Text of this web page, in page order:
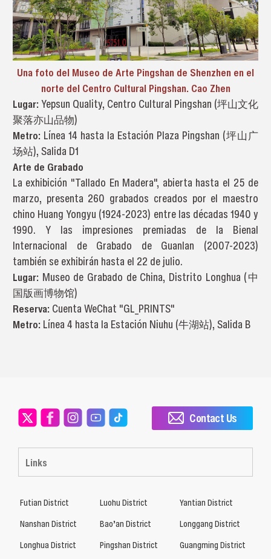
Una foto del Museo de Arte Pingshan de Shenzhen en el
norte del Centro Cultural Pingshan. Cao Zhen
Lugar: Yepsun Quality, Centro Cultural Pingshan (坪山文化
聚落亦山品物)
Metro: Línea 14 hasta la Estación Plaza Pingshan (坪山广
场站), Salida D1
Arte de Grabado
La exhibición "Tallado En Madera", abierta hasta el 25 de
marzo, presenta 260 grabados creados por el maestro
chino Huang Yongyu (1924-2023) entre las décadas 1940 y
1990. Y las impresiones premiadas de la Bienal
Internacional de Grabado de Guanlan (2007-2023)
también se exhibirán hasta el 22 de julio.
Lugar: Museo de Grabado de China, Distrito Longhua (中
国版画博物馆)
Reserva: Cuenta WeChat "GL_PRINTS"
Metro: Línea 4 hasta la Estación Niuhu (牛湖站), Salida B
Links
Contact Us
Futian District Luohu District
Yantian District
Nanshan District
Bao’an District
Longgang District
Longhua District
Pingshan District Guangming District